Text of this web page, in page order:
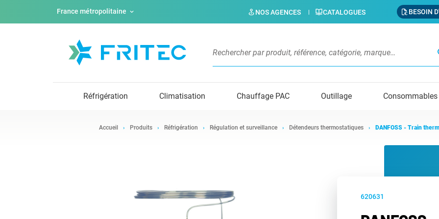
France métropolitaine NOS AGENCES CATALOGUES BESOIN
Réfrigération Climatisation Chauffage PAC Outillage Consommables
Accueil Produits Réfrigération Régulation et surveillance Détendeurs thermostatiques DANFOSS - Train
620631